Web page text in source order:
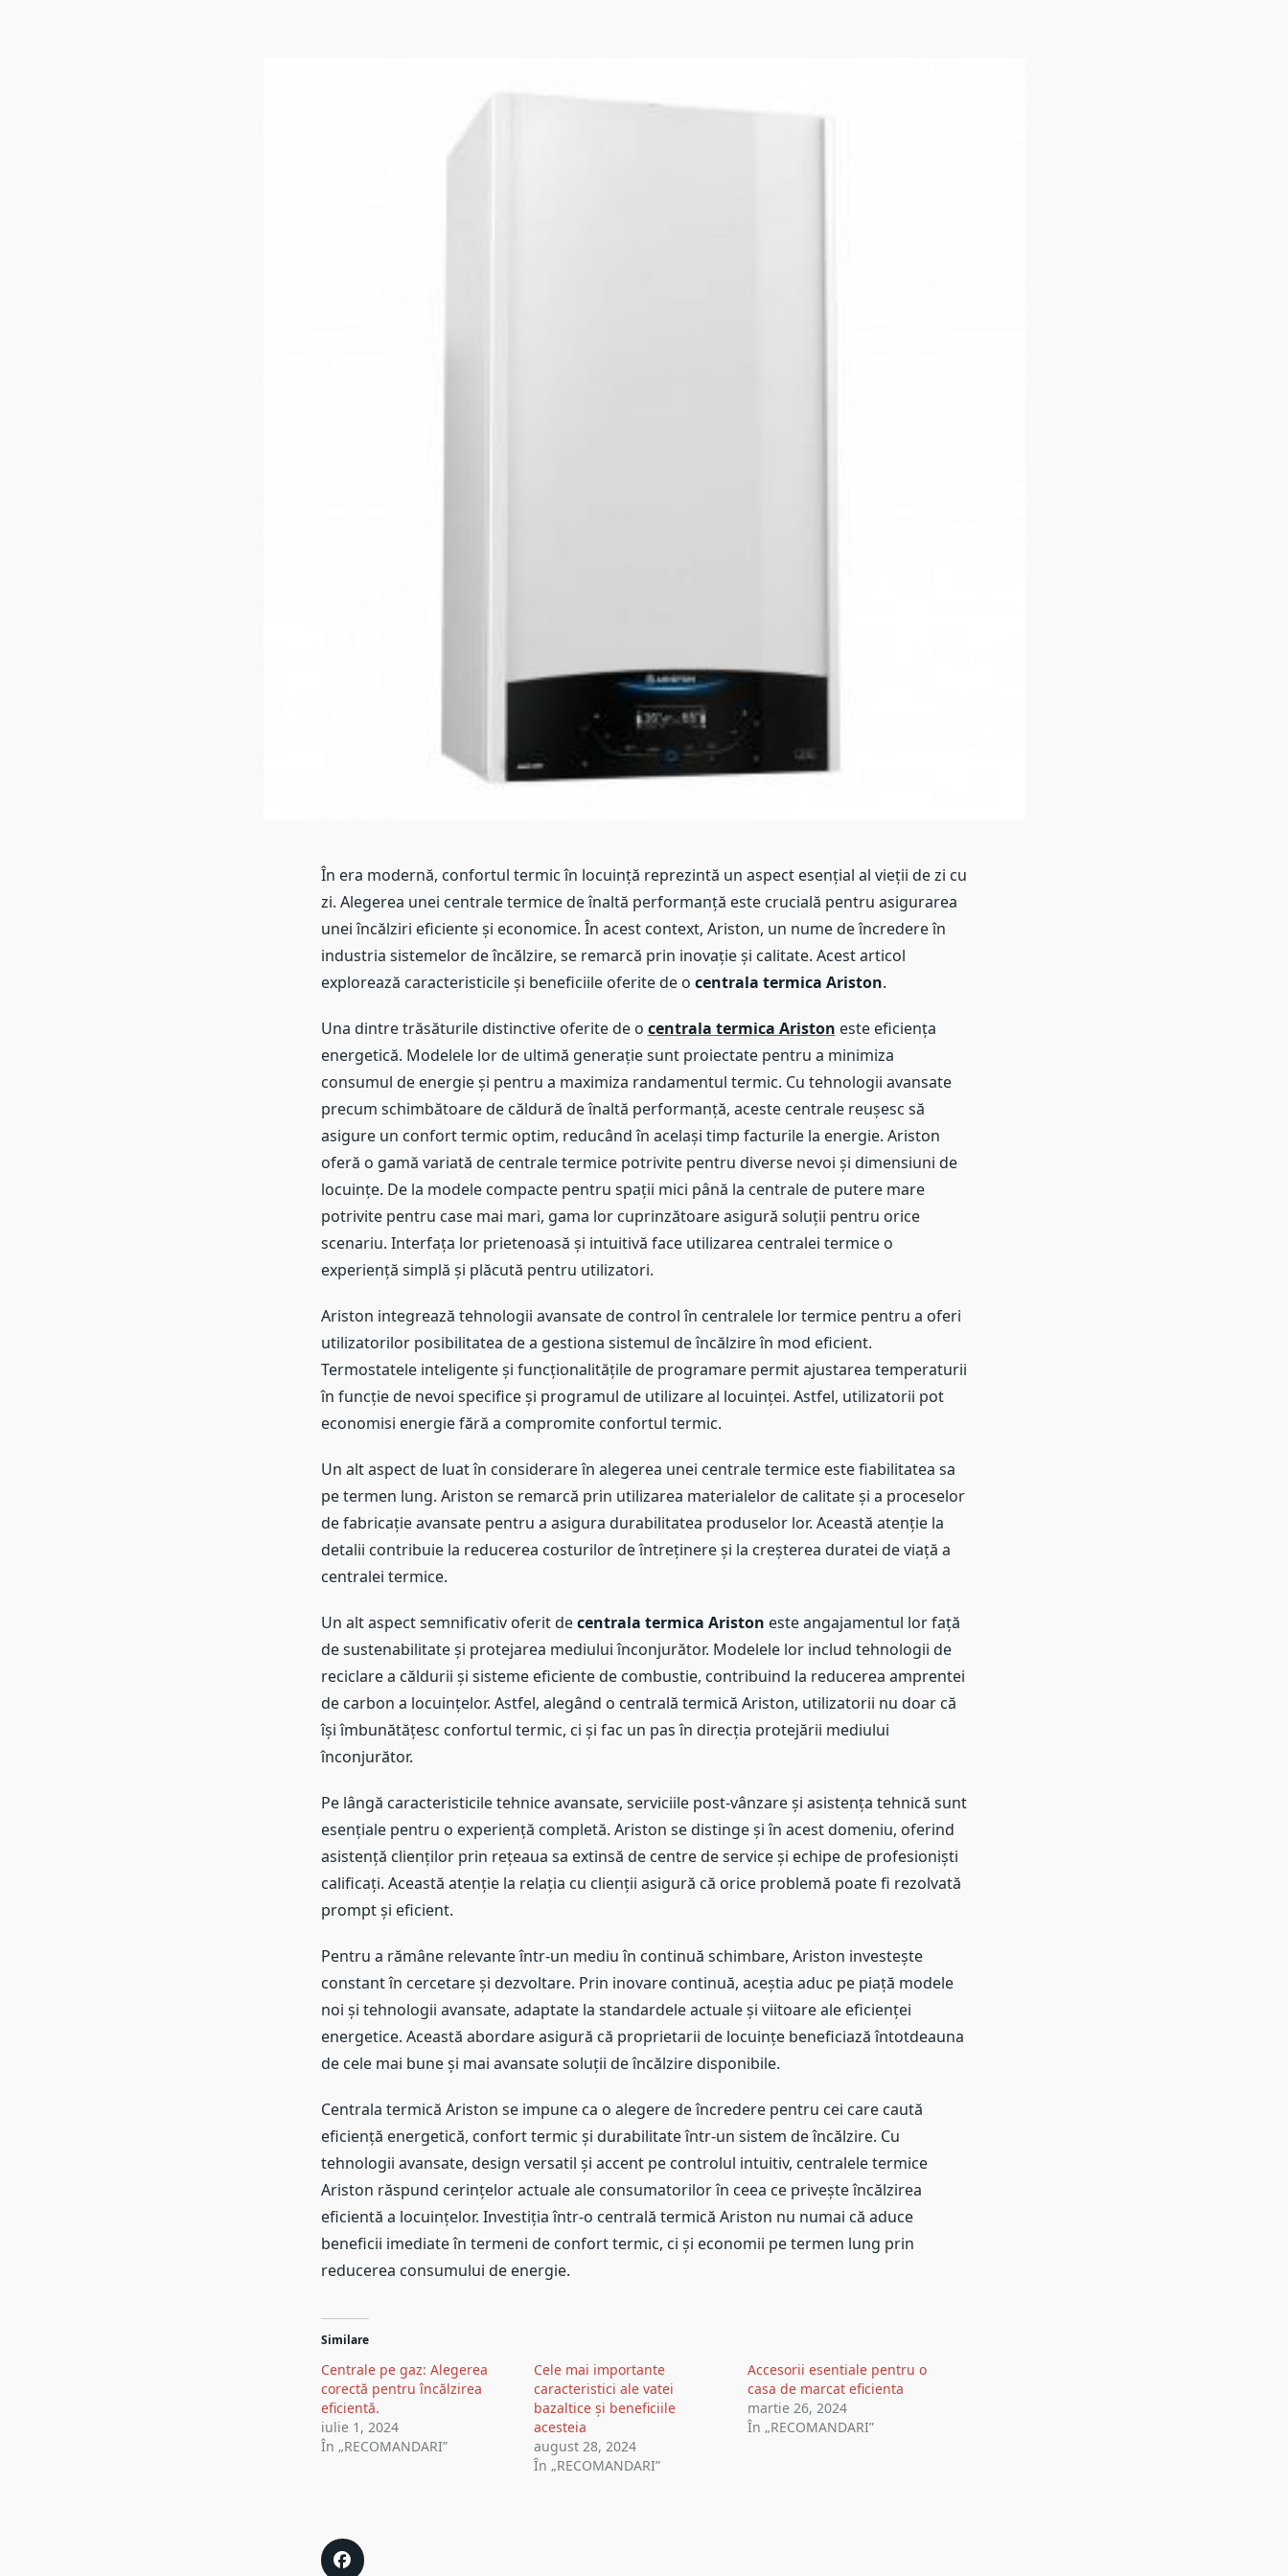
În era modernă, confortul termic în locuință reprezintă un aspect esențial al vieții de zi cu
zi. Alegerea unei centrale termice de înaltă performanță este crucială pentru asigurarea
unei încălziri eficiente și economice. În acest context, Ariston, un nume de încredere în
industria sistemelor de încălzire, se remarcă prin inovație și calitate. Acest articol
explorează caracteristicile și beneficiile oferite de o centrala termica Ariston.
Una dintre trăsăturile distinctive oferite de o centrala termica Ariston este eficiența
energetică. Modelele lor de ultimă generație sunt proiectate pentru a minimiza
consumul de energie și pentru a maximiza randamentul termic. Cu tehnologii avansate
precum schimbătoare de căldură de înaltă performanță, aceste centrale reușesc să
asigure un confort termic optim, reducând în același timp facturile la energie. Ariston
oferă o gamă variată de centrale termice potrivite pentru diverse nevoi și dimensiuni de
locuințe. De la modele compacte pentru spații mici până la centrale de putere mare
potrivite pentru case mai mari, gama lor cuprinzătoare asigură soluții pentru orice
scenariu. Interfața lor prietenoasă și intuitivă face utilizarea centralei termice o
experiență simplă și plăcută pentru utilizatori.
Ariston integrează tehnologii avansate de control în centralele lor termice pentru a oferi
utilizatorilor posibilitatea de a gestiona sistemul de încălzire în mod eficient.
Termostatele inteligente și funcționalitățile de programare permit ajustarea temperaturii
în funcție de nevoi specifice și programul de utilizare al locuinței. Astfel, utilizatorii pot
economisi energie fără a compromite confortul termic.
Un alt aspect de luat în considerare în alegerea unei centrale termice este fiabilitatea sa
pe termen lung. Ariston se remarcă prin utilizarea materialelor de calitate și a proceselor
de fabricație avansate pentru a asigura durabilitatea produselor lor. Această atenție la
detalii contribuie la reducerea costurilor de întreținere și la creșterea duratei de viață a
centralei termice.
Un alt aspect semnificativ oferit decentrala termica Ariston este angajamentul lor față
de sustenabilitate și protejarea mediului înconjurător. Modelele lor includ tehnologii de
reciclare a căldurii și sisteme eficiente de combustie, contribuind la reducerea amprentei
de carbon a locuințelor. Astfel, alegând o centrală termică Ariston, utilizatorii nu doar că
își îmbunătățesc confortul termic, ci și fac un pas în direcția protejării mediului
înconjurător.
Pe lângă caracteristicile tehnice avansate, serviciile post-vânzare și asistența tehnică sunt
esențiale pentru o experiență completă. Ariston se distinge și în acest domeniu, oferind
asistență clienților prin rețeaua sa extinsă de centre de service și echipe de profesioniști
calificați. Această atenție la relația cu clienții asigură că orice problemă poate fi rezolvată
prompt și eficient.
Pentru a rămâne relevante într-un mediu în continuă schimbare, Ariston investește
constant în cercetare și dezvoltare. Prin inovare continuă, aceștia aduc pe piață modele
noi și tehnologii avansate, adaptate la standardele actuale și viitoare ale eficienței
energetice. Această abordare asigură că proprietarii de locuințe beneficiază întotdeauna
de cele mai bune și mai avansate soluții de încălzire disponibile.
Centrala termică Ariston se impune ca o alegere de încredere pentru cei care caută
eficiență energetică, confort termic și durabilitate într-un sistem de încălzire. Cu
tehnologii avansate, design versatil și accent pe controlul intuitiv, centralele termice
Ariston răspund cerințelor actuale ale consumatorilor în ceea ce privește încălzirea
eficientă a locuințelor. Investiția într-o centrală termică Ariston nu numai că aduce
beneficii imediate în termeni de confort termic, ci și economii pe termen lung prin
reducerea consumului de energie.
Similare
Centrale pe gaz: Alegerea
corectă pentru încălzirea
eficientă.
iulie 1, 2024
În „RECOMANDARI”
Cele mai importante
caracteristici ale vatei
bazaltice și beneficiile
acesteia
august 28, 2024
În „RECOMANDARI”
Accesorii esentiale pentru o
casa de marcat eficienta
martie 26, 2024
În „RECOMANDARI”